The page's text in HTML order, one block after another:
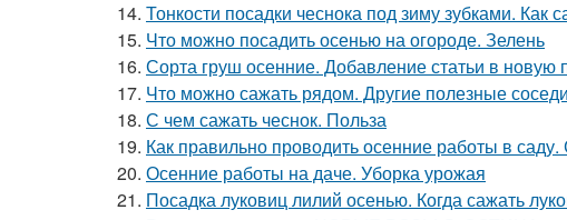
14. Тонкости посадки чеснока под зиму зубками. Как
15. Что можно посадить осенью на огороде. Зелень
16. Сорта груш осенние. Добавление статьи в новую
17. Что можно сажать рядом. Другие полезные
18. С чем сажать чеснок. Польза
19. Как правильно проводить осенние работы в саду.
20. Осенние работы на даче. Уборка урожая
21. Посадка луковиц лилий осенью. Когда сажать